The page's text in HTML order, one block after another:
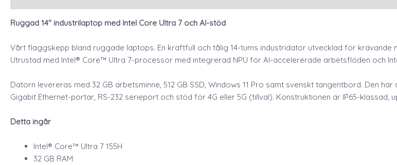
Ruggad 14″ industrilaptop med Intel Core Ultra 7 och AI-stöd
Vårt flaggskepp bland ruggade laptops. En kraftfull och tålig 14-tums industridator utvecklad för
Utrustad med Intel® Core™ Ultra 7-processor med integrerad NPU för AI-accelererade arbetsflöden och
Datorn levereras med 32 GB arbetsminne, 512 GB SSD, Windows 11 Pro samt svenskt tangentbord. Den
Gigabit Ethernet-portar, RS-232 serieport och stöd för 4G eller 5G (tillval). Konstruktionen är IP65-klassad,
Detta ingår
Intel® Core™ Ultra 7 155H
32 GB RAM